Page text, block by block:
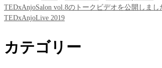
TEDxAnjoSalon vol.8のトークビデオを公開しまし
TEDxAnjoLive 2019
カテゴリー